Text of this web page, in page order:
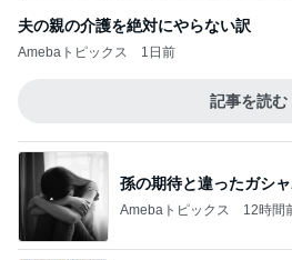
夫の親の介護を絶対にやらない訳
Amebaトピックス 1日前
記事を読む
孫の期待と違ったガシ
Amebaトピックス 12時間